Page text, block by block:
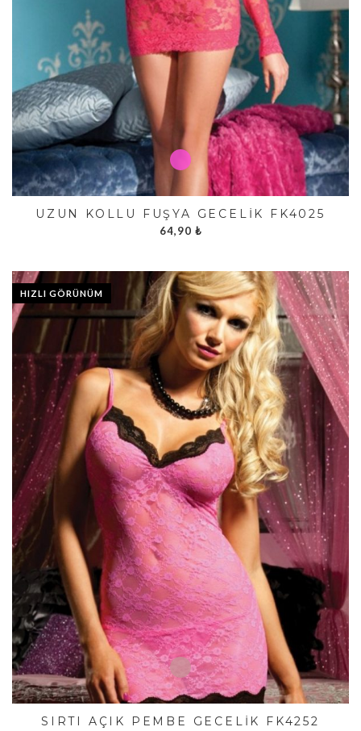
UZUN KOLLU FUŞYA GECELIK FK4025
64,90 ₺
HIZLI GÖRÜNÜM
SIRTI AÇIK PEMBE GECELIK FK4252